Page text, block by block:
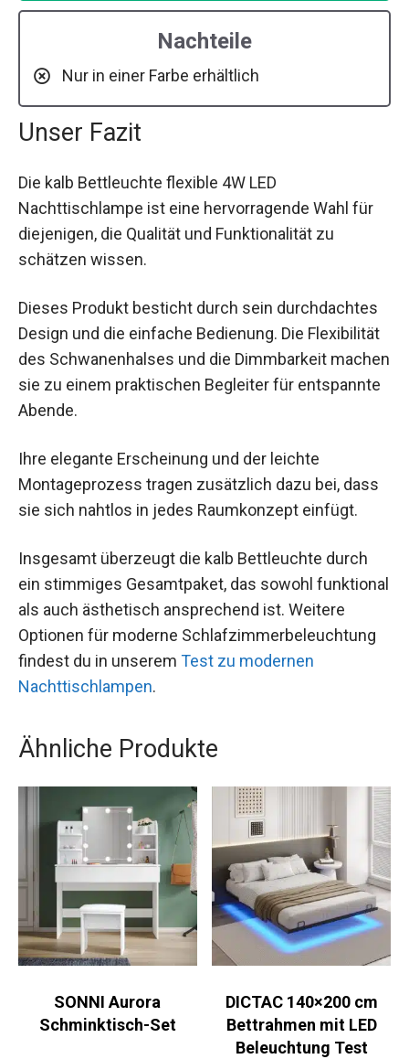
Nachteile
Nur in einer Farbe erhältlich
Unser Fazit
Die kalb Bettleuchte flexible 4W LED
Nachttischlampe ist eine hervorragende Wahl für
diejenigen, die Qualität und Funktionalität zu
schätzen wissen.
Dieses Produkt besticht durch sein durchdachtes
Design und die einfache Bedienung. Die Flexibilität
des Schwanenhalses und die Dimmbarkeit machen
sie zu einem praktischen Begleiter für entspannte
Abende.
Ihre elegante Erscheinung und der leichte
Montageprozess tragen zusätzlich dazu bei, dass
sie sich nahtlos in jedes Raumkonzept einfügt.
Insgesamt überzeugt die kalb Bettleuchte durch
ein stimmiges Gesamtpaket, das sowohl funktional
als auch ästhetisch ansprechend ist. Weitere
Optionen für moderne Schlafzimmerbeleuchtung
findest du in unserem Test zu modernen
Nachttischlampen.
Ähnliche Produkte
SONNI Aurora
Schminktisch-Set
DICTAC 140×200 cm
Bettrahmen mit LED
Beleuchtung Test